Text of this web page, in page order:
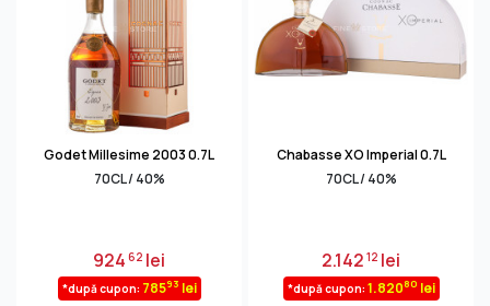
Godet Millesime 2003 0.7L
70CL / 40%
92462 lei
*după cupon: 78593 lei
Chabasse XO Imperial 0.7L
70CL / 40%
2.14212 lei
*după cupon: 1.82080 lei